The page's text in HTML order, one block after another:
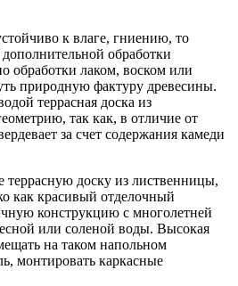
к влаге, гниению, то
обработки
обработки лаком, воском или
природную фактуру древесины.
террасная доска из
так как, в отличие от
за счет содержания камеди
доску из лиственницы,
как красивый отделочный
конструкцию с многолетней
или соленой воды. Высокая
на таком напольном
монтировать каркасные